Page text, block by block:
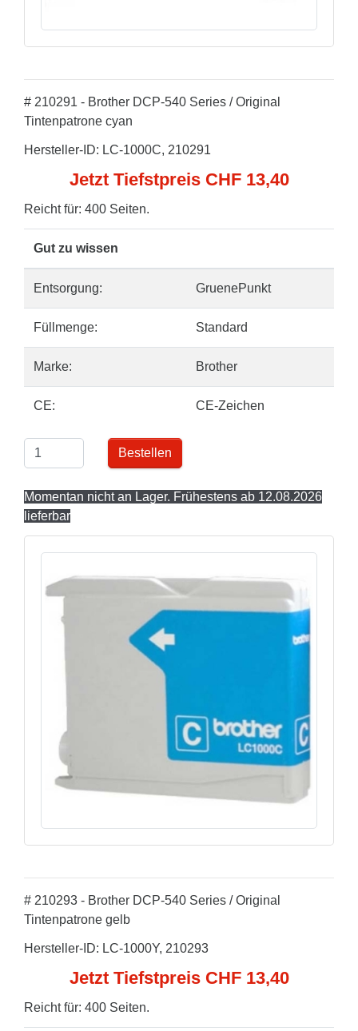
# 210291 - Brother DCP-540 Series / Original
Tintenpatrone cyan
Hersteller-ID: LC-1000C, 210291
Jetzt Tiefstpreis CHF 13,40
Reicht für: 400 Seiten.
Gut zu wissen
Entsorgung: GruenePunkt
Füllmenge: Standard
Marke: Brother
CE: CE-Zeichen
Bestellen
Momentan nicht an Lager. Frühestens ab 12.08.2026
lieferbar
# 210293 - Brother DCP-540 Series / Original
Tintenpatrone gelb
Hersteller-ID: LC-1000Y, 210293
Jetzt Tiefstpreis CHF 13,40
Reicht für: 400 Seiten.